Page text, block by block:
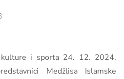
kulture i sporta 24. 12. 2024.
Medžlisa Islamske